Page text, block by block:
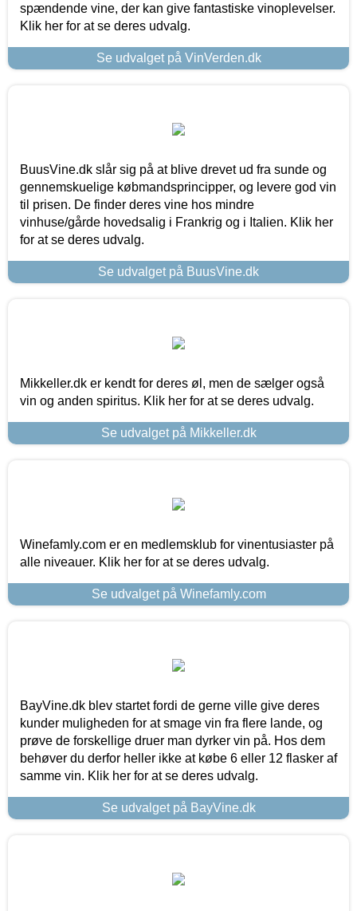
spændende vine, der kan give fantastiske vinoplevelser.
Klik her for at se deres udvalg.
Se udvalget på VinVerden.dk
BuusVine.dk slår sig på at blive drevet ud fra sunde og
gennemskuelige købmandsprincipper, og levere god vin
til prisen. De finder deres vine hos mindre
vinhuse/gårde hovedsalig i Frankrig og i Italien. Klik her
for at se deres udvalg.
Se udvalget på BuusVine.dk
Mikkeller.dk er kendt for deres øl, men de sælger også
vin og anden spiritus. Klik her for at se deres udvalg.
Se udvalget på Mikkeller.dk
Winefamly.com er en medlemsklub for vinentusiaster på
alle niveauer. Klik her for at se deres udvalg.
Se udvalget på Winefamly.com
BayVine.dk blev startet fordi de gerne ville give deres
kunder muligheden for at smage vin fra flere lande, og
prøve de forskellige druer man dyrker vin på. Hos dem
behøver du derfor heller ikke at købe 6 eller 12 flasker af
samme vin. Klik her for at se deres udvalg.
Se udvalget på BayVine.dk